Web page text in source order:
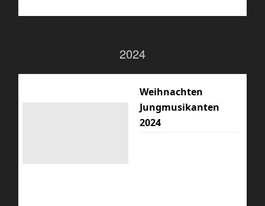
2024
Weihnachten
Jungmusikanten
2024